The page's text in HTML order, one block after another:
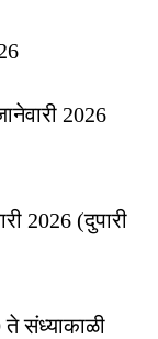
2026
2026 (दुपारी
संध्याकाळी